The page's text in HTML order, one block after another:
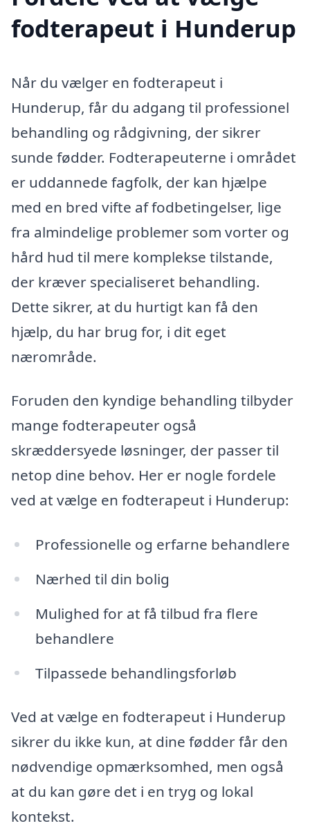
fodterapeut i Hunderup
Når du vælger en fodterapeut i
Hunderup, får du adgang til professionel
behandling og rådgivning, der sikrer
sunde fødder. Fodterapeuterne i området
er uddannede fagfolk, der kan hjælpe
med en bred vifte af fodbetingelser, lige
fra almindelige problemer som vorter og
hård hud til mere komplekse tilstande,
der kræver specialiseret behandling.
Dette sikrer, at du hurtigt kan få den
hjælp, du har brug for, i dit eget
nærområde.
Foruden den kyndige behandling tilbyder
mange fodterapeuter også
skræddersyede løsninger, der passer til
netop dine behov. Her er nogle fordele
ved at vælge en fodterapeut i Hunderup:
Professionelle og erfarne behandlere
Nærhed til din bolig
Mulighed for at få tilbud fra flere
behandlere
Tilpassede behandlingsforløb
Ved at vælge en fodterapeut i Hunderup
sikrer du ikke kun, at dine fødder får den
nødvendige opmærksomhed, men også
at du kan gøre det i en tryg og lokal
kontekst.